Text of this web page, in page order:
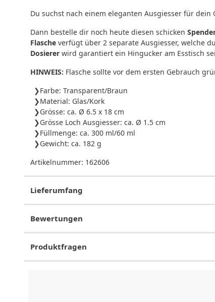
Du suchst nach einem eleganten Ausgiesser für dein
Dann bestelle dir noch heute diesen schicken
Flasche verfügt über 2 separate Ausgiesser, welche
Dosierer wird garantiert ein Hingucker am Esstisch
HINWEIS: Flasche sollte vor dem ersten Gebrauch
Farbe: Transparent/Braun
Material: Glas/Kork
Grösse: ca. Ø 6.5 x 18 cm
Grösse Loch Ausgiesser: ca. Ø 1.5 cm
Füllmenge: ca. 300 ml/60 ml
Gewicht: ca. 182 g
Artikelnummer: 162606
Lieferumfang
Bewertungen
Produktfragen